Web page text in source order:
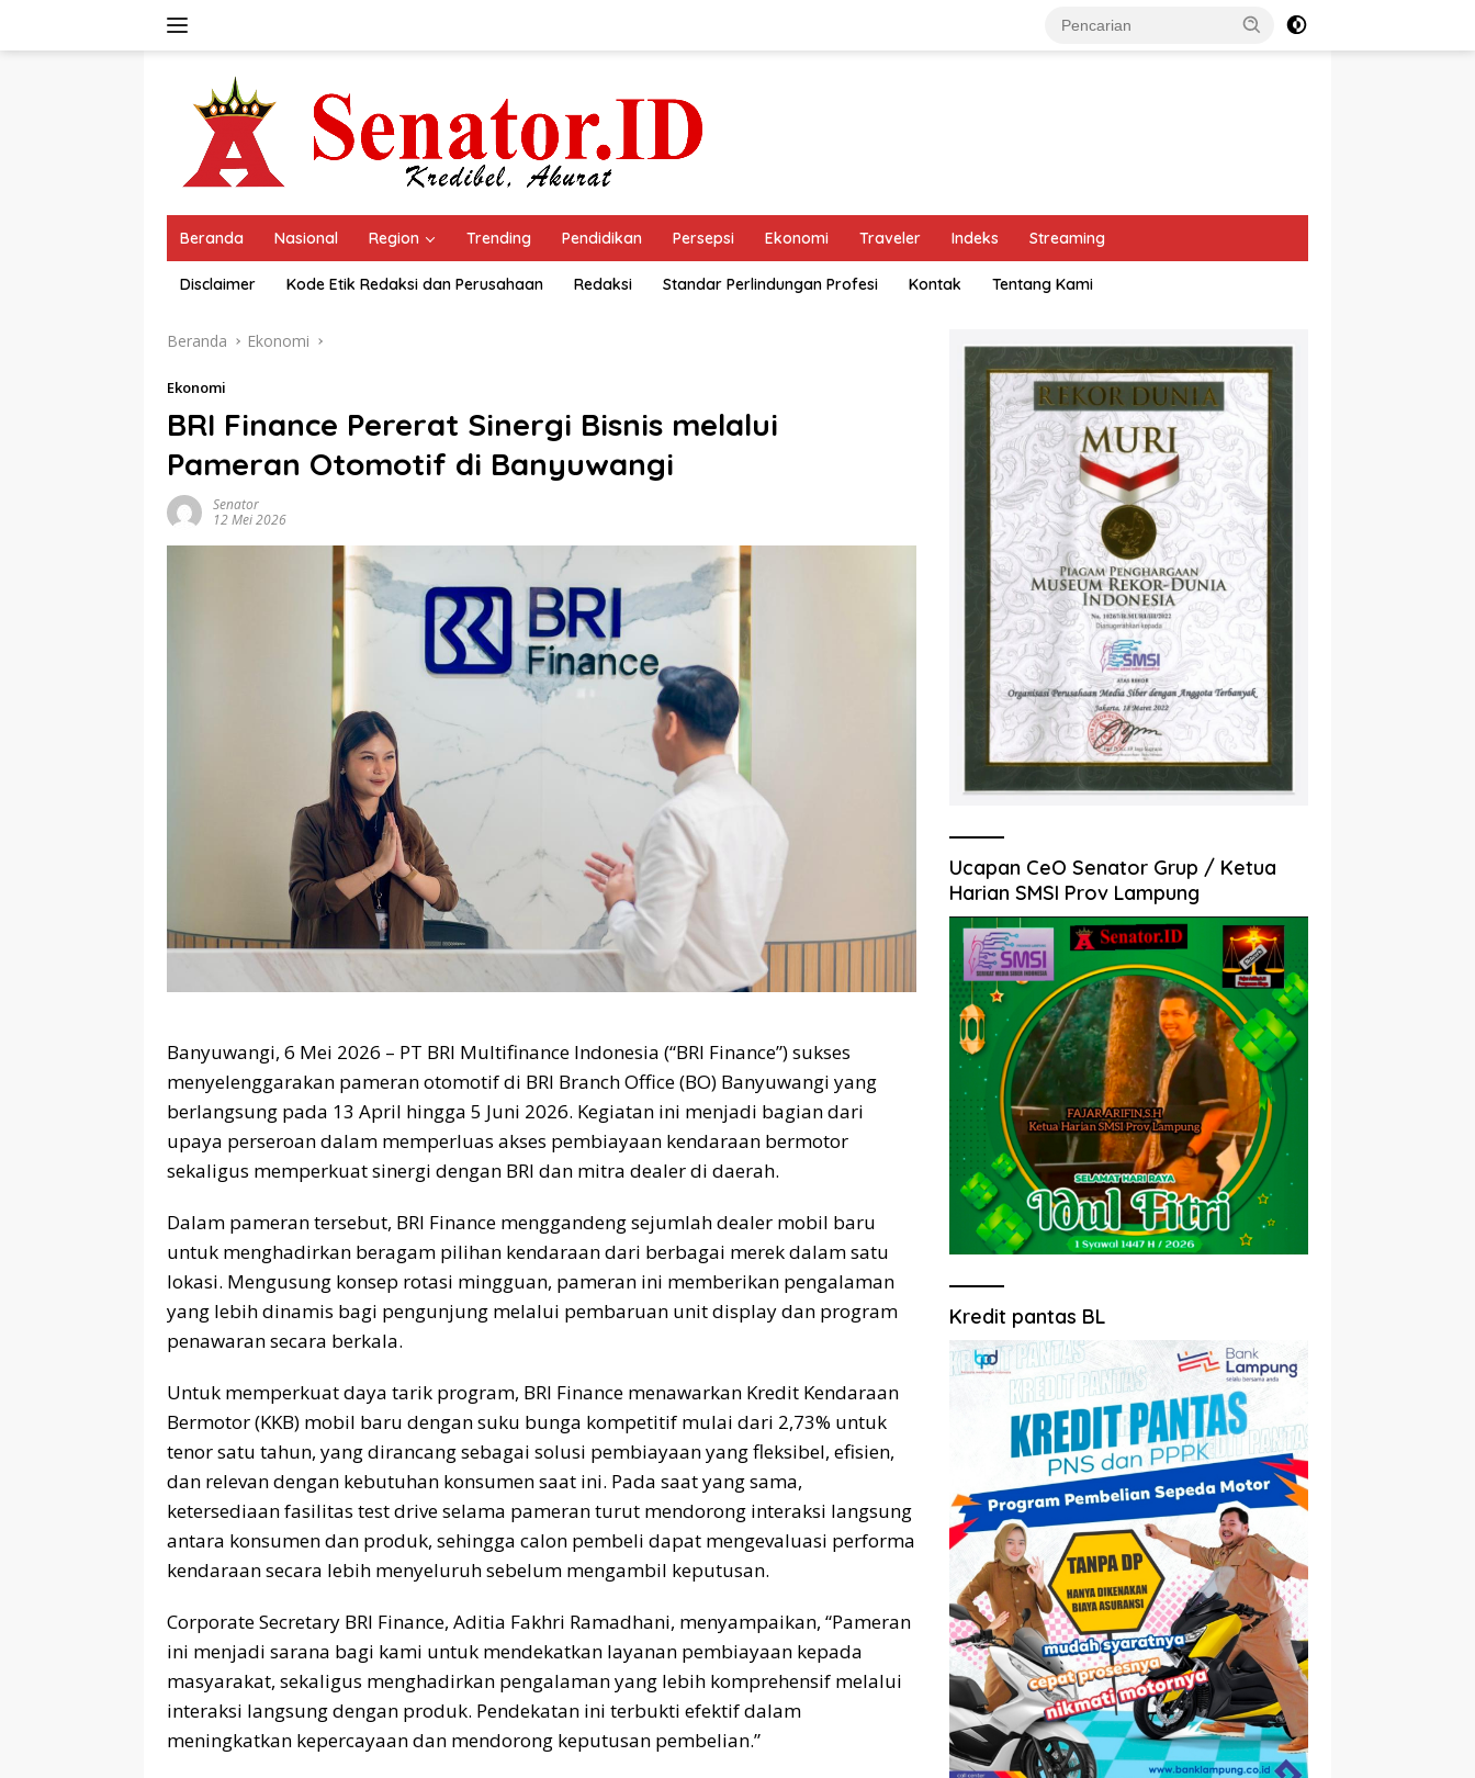
Beranda Nasional Region Trending Pendidikan Persepsi Ekonomi Traveler Indeks Streaming
Disclaimer Kode Etik Redaksi dan Perusahaan Redaksi Standar Perlindungan Profesi Kontak Tentang Kami
Beranda Ekonomi
Ekonomi
BRI Finance Pererat Sinergi Bisnis melalui
Pameran Otomotif di Banyuwangi
Senator
12 Mei 2026
Banyuwangi, 6 Mei 2026 – PT BRI Multifinance Indonesia (“BRI Finance”) sukses
menyelenggarakan pameran otomotif di BRI Branch Office (BO) Banyuwangi yang
berlangsung pada 13 April hingga 5 Juni 2026. Kegiatan ini menjadi bagian dari
upaya perseroan dalam memperluas akses pembiayaan kendaraan bermotor
sekaligus memperkuat sinergi dengan BRI dan mitra dealer di daerah.
Dalam pameran tersebut, BRI Finance menggandeng sejumlah dealer mobil baru
untuk menghadirkan beragam pilihan kendaraan dari berbagai merek dalam satu
lokasi. Mengusung konsep rotasi mingguan, pameran ini memberikan pengalaman
yang lebih dinamis bagi pengunjung melalui pembaruan unit display dan program
penawaran secara berkala.
Untuk memperkuat daya tarik program, BRI Finance menawarkan Kredit Kendaraan
Bermotor (KKB) mobil baru dengan suku bunga kompetitif mulai dari 2,73% untuk
tenor satu tahun, yang dirancang sebagai solusi pembiayaan yang fleksibel, efisien,
dan relevan dengan kebutuhan konsumen saat ini. Pada saat yang sama,
ketersediaan fasilitas test drive selama pameran turut mendorong interaksi langsung
antara konsumen dan produk, sehingga calon pembeli dapat mengevaluasi performa
kendaraan secara lebih menyeluruh sebelum mengambil keputusan.
Corporate Secretary BRI Finance, Aditia Fakhri Ramadhani, menyampaikan, “Pameran
ini menjadi sarana bagi kami untuk mendekatkan layanan pembiayaan kepada
masyarakat, sekaligus menghadirkan pengalaman yang lebih komprehensif melalui
interaksi langsung dengan produk. Pendekatan ini terbukti efektif dalam
meningkatkan kepercayaan dan mendorong keputusan pembelian.”
Ucapan CeO Senator Grup / Ketua
Harian SMSI Prov Lampung
Kredit pantas BL